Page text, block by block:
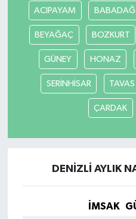
ACIPAYAM BABADAĞ
BEYAĞAÇ BOZKURT
GÜNEY HONAZ
SERİNHİSAR TAVAS
ÇARDAK
DENİZLİ AYLIK
İMSAK